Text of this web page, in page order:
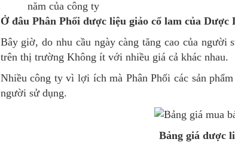
năm của công ty
Ở đâu Phân Phối dược liệu giảo cổ lam của
Bây giờ, do nhu cầu ngày càng tăng cao của người
trên thị trường Không ít với nhiều giá cả khác nhau.
Nhiều công ty vì lợi ích mà Phân Phối các sản
người sử dụng.
Bảng giá dược